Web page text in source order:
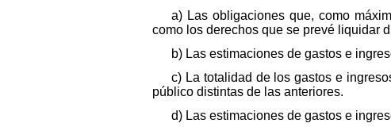
a) Las obligaciones que, como
como los derechos que se prevé liquidar
b) Las estimaciones de gastos e
c) La totalidad de los gastos e
público distintas de las anteriores.
d) Las estimaciones de gastos e